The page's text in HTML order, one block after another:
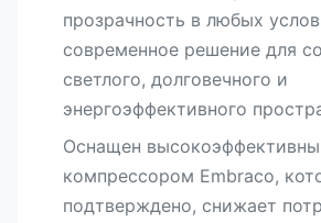
прозрачность в любых
современное решение для
светлого, долговечного и
энергоэффективного
Оснащен
компрессором Embraco,
подтверждено, снижает